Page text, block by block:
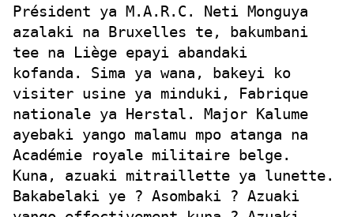
Président ya M.A.R.C. Neti Monguya
azalaki na Bruxelles te, bakumbani
tee na Liège epayi abandaki
kofanda.
Sima ya wana, bakeyi ko
visiter usine ya minduki, Fabrique
nationale ya Herstal.
Major Kalume
ayebaki yango malamu mpo atanga na
Académie royale militaire belge.
Kuna, azuaki mitraillette ya lunette.
Bakabelaki ye ? Asombaki ? Azuaki